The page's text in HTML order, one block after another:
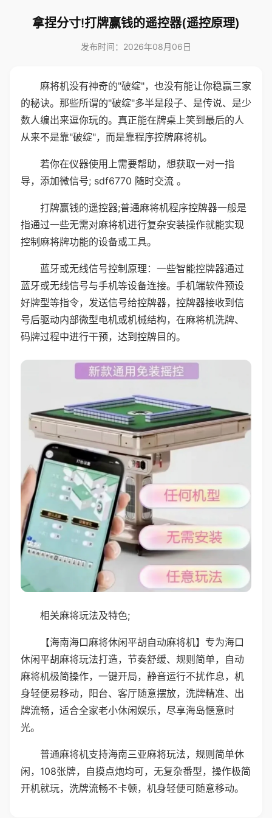
拿捏分寸!打牌赢钱的遥控器(遥控原理)
发布时间：2026年08月06日
麻将机没有神奇的"破绽"，也没有能让你稳赢三家
的秘诀。那些所谓的"破绽"多半是段子、是传说、是少
数人编出来逗你玩的。真正能在牌桌上笑到最后的人
从来不是靠"破绽"，而是靠程序控牌麻将机。
若你在仪器使用上需要帮助，想获取一对一指
导，添加微信号; sdf6770 随时交流 。
打牌赢钱的遥控器;普通麻将机程序控牌器一般是
指通过一些无需对麻将机进行复杂安装操作就能实现
控制麻将牌功能的设备或工具。
蓝牙或无线信号控制原理：一些智能控牌器通过
蓝牙或无线信号与手机等设备连接。手机端软件预设
好牌型等指令，发送信号给控牌器，控牌器接收到信
号后驱动内部微型电机或机械结构，在麻将机洗牌、
码牌过程中进行干预，达到控牌目的。
相关麻将玩法及特色;
【海南海口麻将休闲平胡自动麻将机】专为海口
休闲平胡麻将玩法打造，节奏舒缓、规则简单，自动
麻将机极简操作，一键开局，静音运行不扰作息，机
身轻便易移动，阳台、客厅随意摆放，洗牌精准、出
牌流畅，适合全家老小休闲娱乐，尽享海岛惬意时
光。
普通麻将机支持海南三亚麻将玩法，规则简单休
闲，108张牌，自摸点炮均可，无复杂番型，操作极简
开机就玩，洗牌流畅不卡顿，机身轻便可随意移动。